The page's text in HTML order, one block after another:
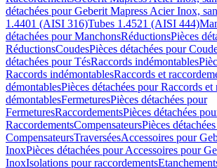
détachées pour Geberit Mapress Acier Inox,
1.4401 (AISI 316)Tubes 1.4521 (AISI 444)
détachées pour ManchonsRéductionsPièces
RéductionsCoudesPièces détachées pour
détachées pour TésRaccords indémontables
Raccords indémontablesRaccords et
démontablesPièces détachées pour Raccords et
démontablesFermeturesPièces détachées pour
FermeturesRaccordementsPièces détachées
RaccordementsCompensateursPièces
CompensateursTraverséesAccessoires pour
InoxPièces détachées pour Accessoires pour
InoxIsolations pour raccordements